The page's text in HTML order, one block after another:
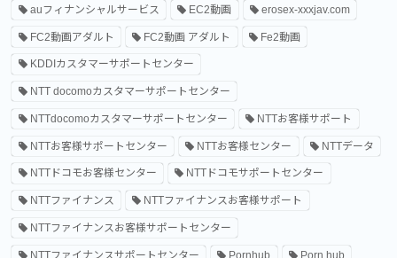
auフィナンシャルサービス EC2動画 erosex-xxxjav.com
FC2動画アダルト FC2動画 アダルト Fe2動画
KDDIカスタマーサポートセンター
NTT docomoカスタマーサポートセンター
NTTdocomoカスタマーサポートセンター NTTお客様サポート
NTTお客様サポートセンター NTTお客様センター NTTデータ
NTTドコモお客様センター NTTドコモサポートセンター
NTTファイナンス NTTファイナンスお客様サポート
NTTファイナンスお客様サポートセンター
NTTファイナンスサポートセンター Pornhub Porn hub